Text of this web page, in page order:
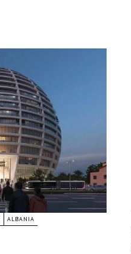
ALBANIA